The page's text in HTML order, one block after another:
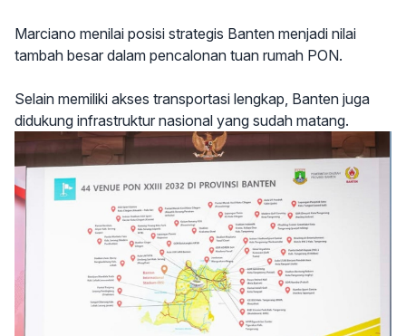
Marciano menilai posisi strategis Banten menjadi nilai
tambah besar dalam pencalonan tuan rumah PON.
Selain memiliki akses transportasi lengkap, Banten juga
didukung infrastruktur nasional yang sudah matang.